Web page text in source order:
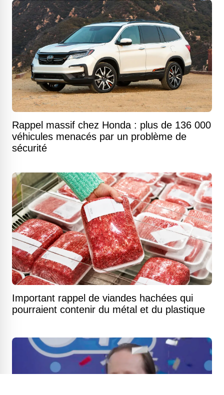
Rappel massif chez Honda : plus de 136 000
véhicules menacés par un problème de
sécurité
Important rappel de viandes hachées qui
pourraient contenir du métal et du plastique